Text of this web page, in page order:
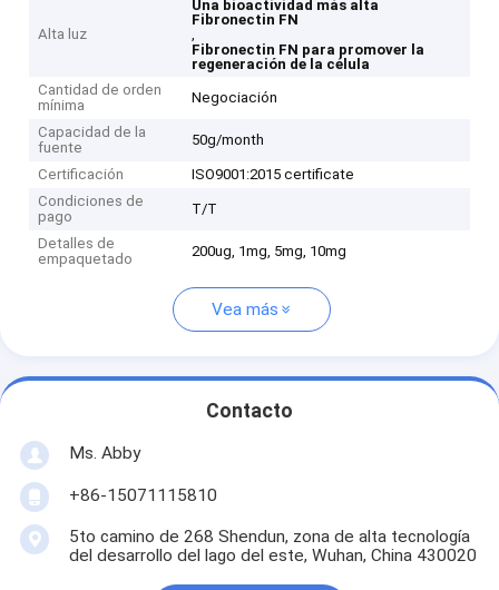
Alta luz
Una bioactividad más alta
Fibronectin FN
,
Fibronectin FN para promover la
regeneración de la célula
Cantidad de orden
mínima
Negociación
Capacidad de la
fuente
50g/month
Certificación
ISO9001:2015 certificate
Condiciones de
pago
T/T
Detalles de
empaquetado
200ug, 1mg, 5mg, 10mg
Vea más
Contacto
Ms. Abby
+86-15071115810
5to camino de 268 Shendun, zona de alta tecnología
del desarrollo del lago del este, Wuhan, China 430020